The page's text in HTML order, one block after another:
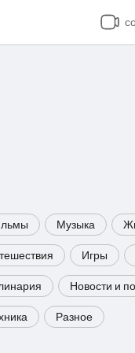
Музыка
Игры
Новости и
Разное